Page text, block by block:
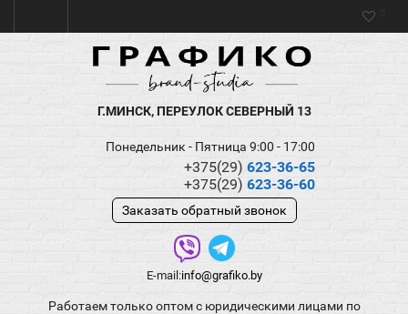
Г.МИНСК, ПЕРЕУЛОК СЕВЕРНЫЙ 13
Понедельник - Пятница 9:00 - 17:00
+375(29) 623-36-65
+375(29) 623-36-60
Заказать обратный звонок
E-mail:info@grafiko.by
Работаем только оптом с юридическими лицами по